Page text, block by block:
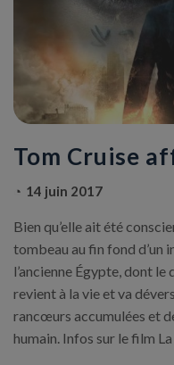
Tom Cruise
14 juin 2017
Bien qu’elle ait été
tombeau au fin fond d’un
l’ancienne Égypte, dont
revient à la vie et va
rancœurs accumulées et
humain. Infos sur le film